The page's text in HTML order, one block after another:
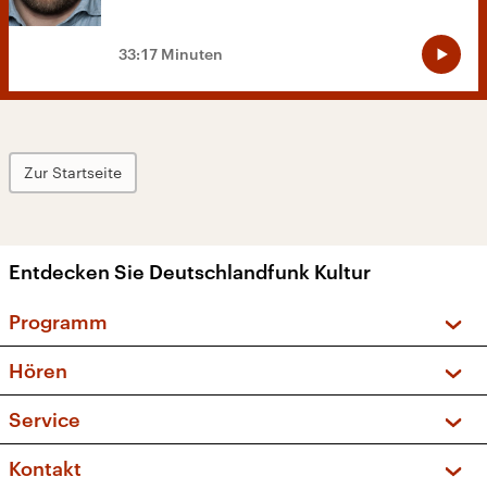
33:17 Minuten
Zur Startseite
Entdecken Sie Deutschlandfunk Kultur
Programm
Sendungen und Podcasts
Musikliste
Kakadu – Das Kinderprogramm
Hören
Frequenzen (UKW + DAB+)
Service
FAQ
Kontakt